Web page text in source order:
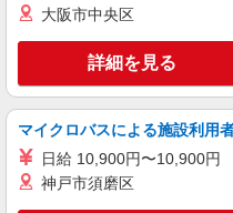
大阪市中央区
詳細を見る
マイクロバスによる施設利用
日給 10,900円〜10,900円
神戸市須磨区